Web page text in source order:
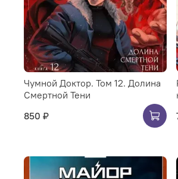
Чумной Доктор. Том 12. Долина
Смертной Тени
850 ₽